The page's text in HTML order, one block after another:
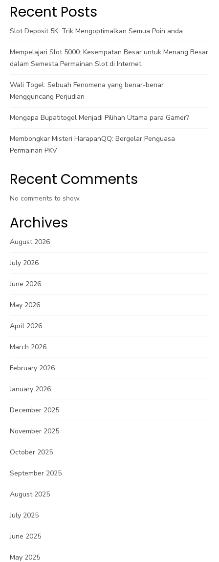
Recent Posts
Slot Deposit 5K: Trik Mengoptimalkan Semua Poin anda
Mempelajari Slot 5000: Kesempatan Besar untuk Menang Besar
dalam Semesta Permainan Slot di Internet
Wali Togel: Sebuah Fenomena yang benar-benar
Mengguncang Perjudian
Mengapa Bupatitogel Menjadi Pilihan Utama para Gamer?
Membongkar Misteri HarapanQQ: Bergelar Penguasa
Permainan PKV
Recent Comments
No comments to show.
Archives
August 2026
July 2026
June 2026
May 2026
April 2026
March 2026
February 2026
January 2026
December 2025
November 2025
October 2025
September 2025
August 2025
July 2025
June 2025
May 2025